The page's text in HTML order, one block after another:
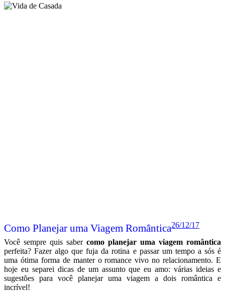
Não importa se você vai viajar dentro do Brasil ou fazer uma
viagem internacional!Separei abaixo você vai encontrar 17 dicas e
ideias para tornar esse momento mais especial, para surpreender
quem você ama e também para garantir que a viagem será um
sucesso!